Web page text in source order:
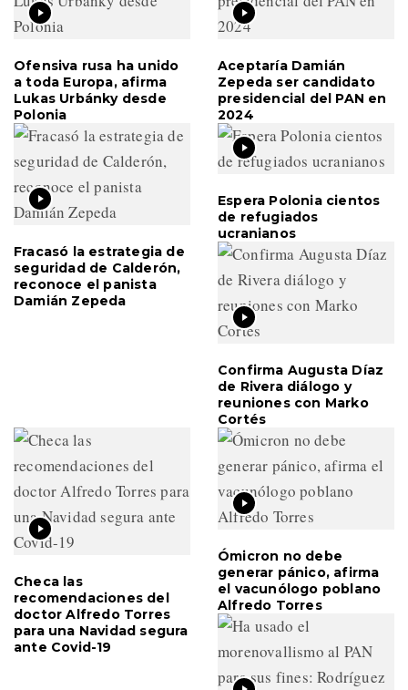
Ofensiva rusa ha unido
a toda Europa, afirma
Lukas Urbánky desde
Polonia
Aceptaría Damián
Zepeda ser candidato
presidencial del PAN en
2024
Fracasó la estrategia de
seguridad de Calderón,
reconoce el panista
Damián Zepeda
Espera Polonia cientos
de refugiados
ucranianos
Confirma Augusta Díaz
de Rivera diálogo y
reuniones con Marko
Cortés
Checa las
recomendaciones del
doctor Alfredo Torres
para una Navidad segura
ante Covid-19
Ómicron no debe
generar pánico, afirma
el vacunólogo poblano
Alfredo Torres